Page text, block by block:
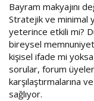
Bayram makyajını
Stratejik ve minimal
yeterince etkili mi?
bireysel
kişisel ifade mi
sorular, forum
karşılaştırmalarına
sağlıyor.